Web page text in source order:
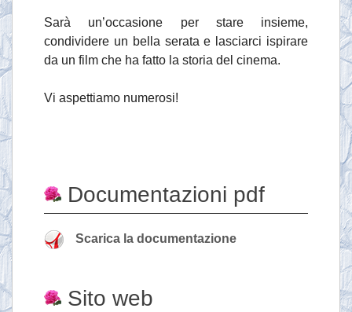
Sarà un’occasione per stare insieme,
condividere un bella serata e lasciarci ispirare
da un film che ha fatto la storia del cinema.
Vi aspettiamo numerosi!
Documentazioni pdf
Scarica la documentazione
Sito web